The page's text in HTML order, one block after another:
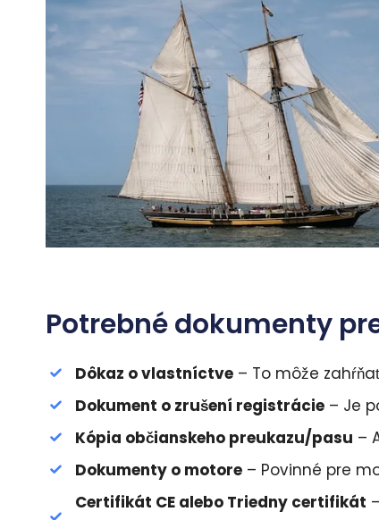
Potrebné dokumenty
Dôkaz o vlastníctve – To môže
Dokument o zrušení registrácie – Je
Kópia občianskeho preukazu/pasu –
Dokumenty o motore – Povinné pre
Certifikát CE alebo Triedny certifikát